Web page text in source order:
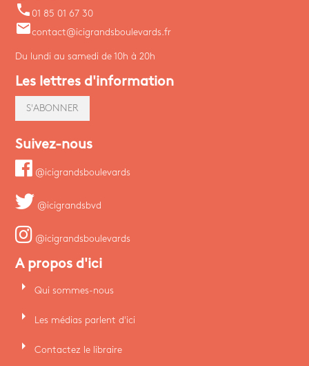
phone 01 85 01 67 30
emailcontact@icigrandsboulevards.fr
Du lundi au samedi de 10h à 20h
Les lettres d'information
S'ABONNER
Suivez-nous
@icigrandsboulevards
@icigrandsbvd
@icigrandsboulevards
A propos d'ici
arrow_right Qui sommes-nous
arrow_right Les médias parlent d'ici
arrow_right Contactez le libraire